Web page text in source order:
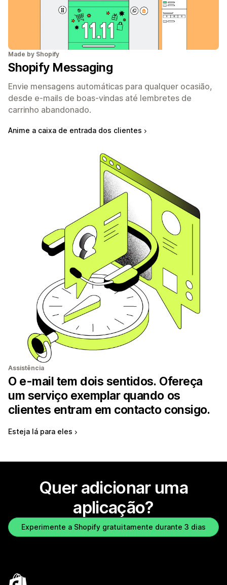
Made by Shopify
Shopify Messaging
Envie mensagens automáticas para qualquer ocasião,
desde e-mails de boas-vindas até lembretes de
carrinho abandonado.
Anime a caixa de entrada dos clientes
Assistência
O e-mail tem dois sentidos. Ofereça
um serviço exemplar quando os
clientes entram em contacto consigo.
Esteja lá para eles
Quer adicionar uma
aplicação?
Experimente a Shopify gratuitamente durante 3 dias